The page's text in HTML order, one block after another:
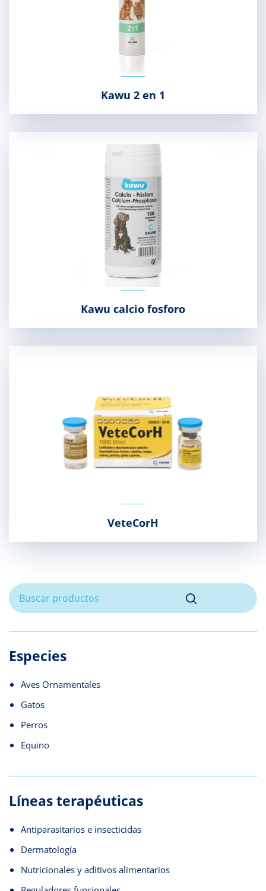
Kawu 2 en 1
Kawu calcio fosforo
VeteCorH
Especies
Aves Ornamentales
Gatos
Perros
Equino
Líneas terapéuticas
Antiparasitarios e insecticidas
Dermatología
Nutricionales y aditivos alimentarios